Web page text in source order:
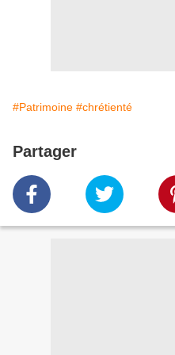
#Patrimoine #chrétienté
Partager